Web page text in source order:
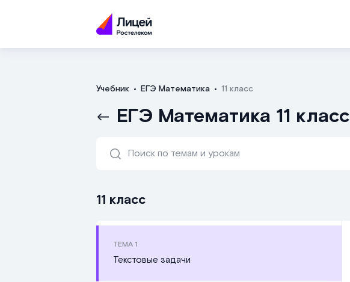
Учебник ЕГЭ Математика 11 класс
ЕГЭ Математика 11 класс
11 класс
ТЕМА 1
Текстовые задачи